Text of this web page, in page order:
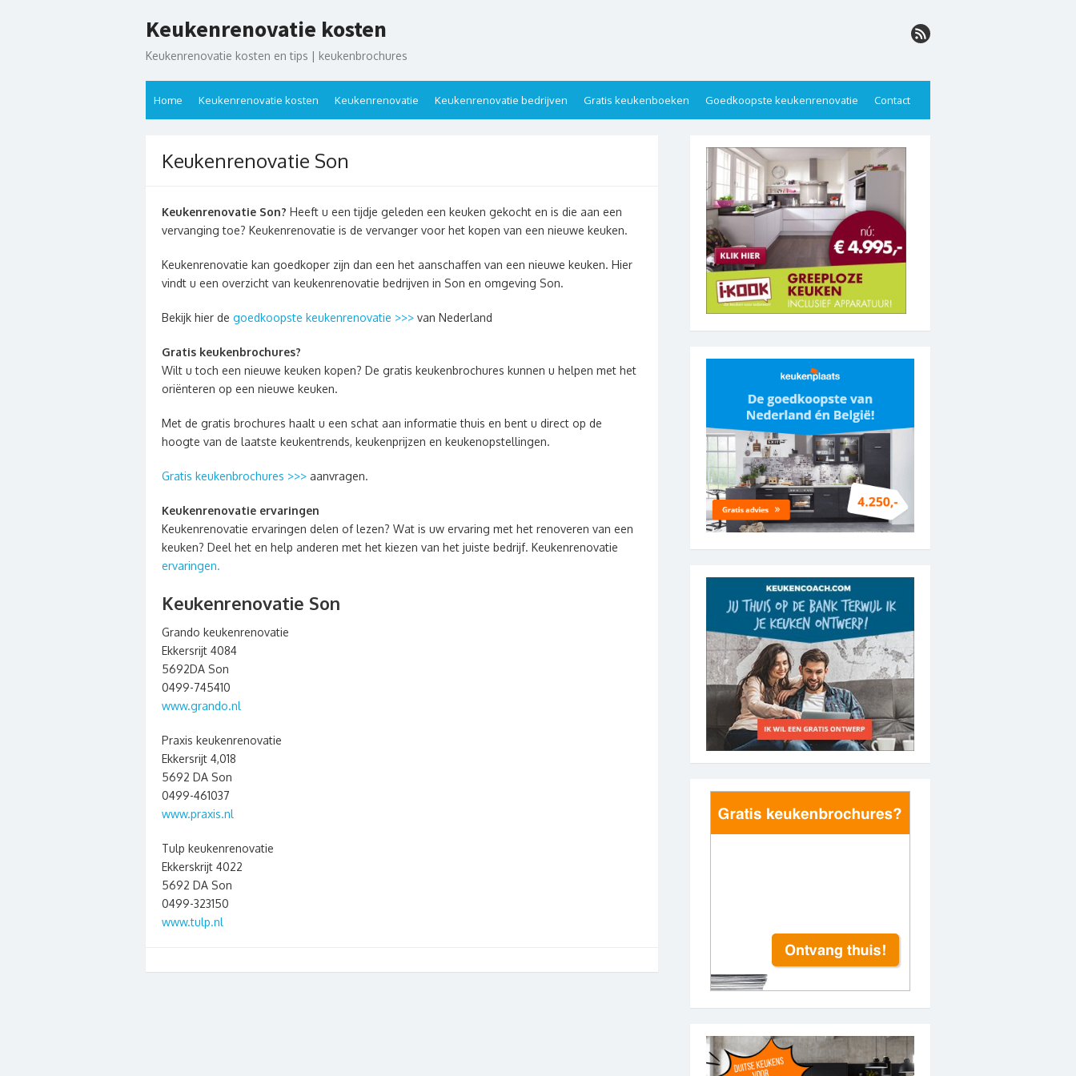
naar
inhoud
Keukenrenovatie kosten
Keukenrenovatie kosten en tips | keukenbrochures
Home Keukenrenovatie kosten Keukenrenovatie Keukenrenovatie bedrijven Gratis keukenboeken Goedkoopste keukenrenovatie Contact
Keukenrenovatie Son
Keukenrenovatie Son? Heeft u een tijdje geleden een keuken gekocht en is die aan een
vervanging toe? Keukenrenovatie is de vervanger voor het kopen van een nieuwe keuken.
Keukenrenovatie kan goedkoper zijn dan een het aanschaffen van een nieuwe keuken. Hier
vindt u een overzicht van keukenrenovatie bedrijven in Son en omgeving Son.
Bekijk hier de goedkoopste keukenrenovatie >>> van Nederland
Gratis keukenbrochures?
Wilt u toch een nieuwe keuken kopen? De gratis keukenbrochures kunnen u helpen met het
oriënteren op een nieuwe keuken.
Met de gratis brochures haalt u een schat aan informatie thuis en bent u direct op de
hoogte van de laatste keukentrends, keukenprijzen en keukenopstellingen.
Gratis keukenbrochures >>> aanvragen.
Keukenrenovatie ervaringen
Keukenrenovatie ervaringen delen of lezen? Wat is uw ervaring met het renoveren van een
keuken? Deel het en help anderen met het kiezen van het juiste bedrijf. Keukenrenovatie
ervaringen.
Keukenrenovatie Son
Grando keukenrenovatie
Ekkersrijt 4084
5692DA Son
0499-745410
www.grando.nl
Praxis keukenrenovatie
Ekkersrijt 4,018
5692 DA Son
0499-461037
www.praxis.nl
Tulp keukenrenovatie
Ekkerskrijt 4022
5692 DA Son
0499-323150
www.tulp.nl